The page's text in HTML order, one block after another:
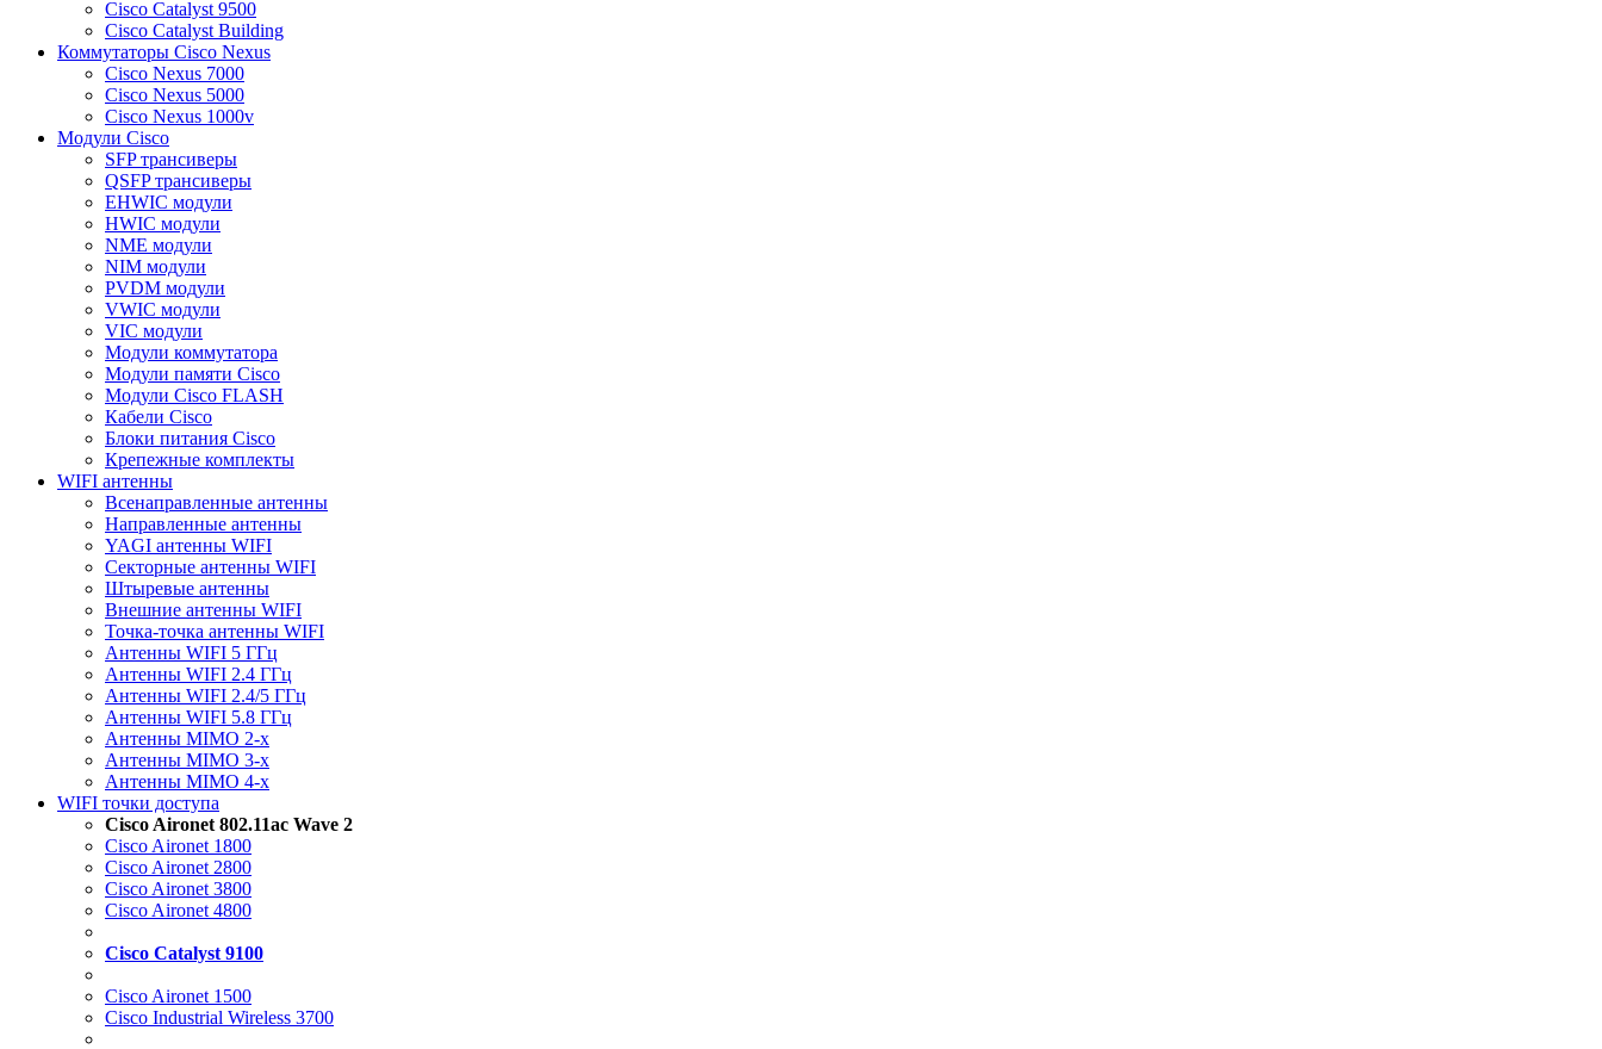
Cisco Catalyst 9500
Cisco Catalyst Building
Коммутаторы Cisco Nexus
Cisco Nexus 7000
Cisco Nexus 5000
Cisco Nexus 1000v
Модули Cisco
SFP трансиверы
QSFP трансиверы
EHWIC модули
HWIC модули
NME модули
NIM модули
PVDM модули
VWIC модули
VIC модули
Модули коммутатора
Модули памяти Cisco
Модули Cisco FLASH
Кабели Cisco
Блоки питания Cisco
Крепежные комплекты
WIFI антенны
Всенаправленные антенны
Направленные антенны
YAGI антенны WIFI
Секторные антенны WIFI
Штыревые антенны
Внешние антенны WIFI
Точка-точка антенны WIFI
Антенны WIFI 5 ГГц
Антенны WIFI 2.4 ГГц
Антенны WIFI 2.4/5 ГГц
Антенны WIFI 5.8 ГГц
Антенны MIMO 2-x
Антенны MIMO 3-x
Антенны MIMO 4-x
WIFI точки доступа
Cisco Aironet 802.11ac Wave 2
Cisco Aironet 1800
Cisco Aironet 2800
Cisco Aironet 3800
Cisco Aironet 4800
Cisco Catalyst 9100
Cisco Aironet 1500
Cisco Industrial Wireless 3700